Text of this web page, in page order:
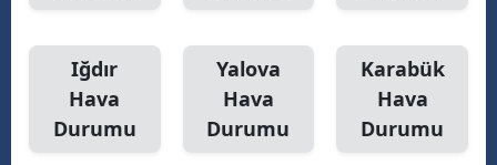
Iğdır
Hava
Durumu
Yalova
Hava
Durumu
Karabük
Hava
Durumu